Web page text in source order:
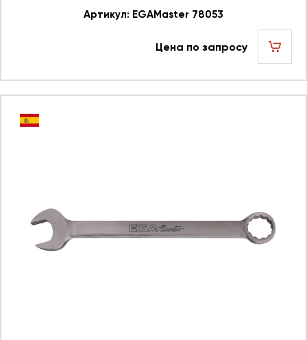
Артикул: EGAMaster 78053
Цена по запросу